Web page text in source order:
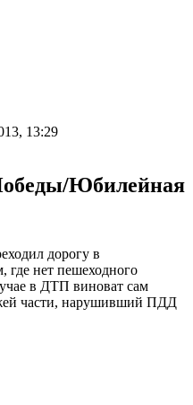
13:29
Юбилейная
дорогу в
где нет пешеходного
в ДТП виноват сам
части, нарушивший ПДД